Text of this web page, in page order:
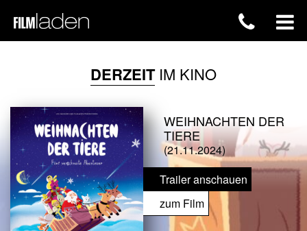
DERZEITIM KINO
WEIHNACHTEN DER
TIERE
(21.11.2024)
Trailer anschauen
zum Film